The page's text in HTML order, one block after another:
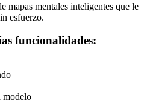
mapas mentales inteligentes que le
esfuerzo.
funcionalidades:
modelo